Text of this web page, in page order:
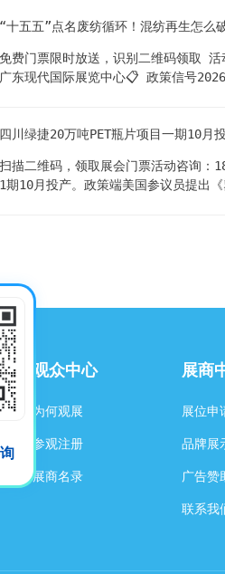
（如食品接触包装、化妆品包装等）
“十五五”点名废纺循环！混纺再生怎么
免费门票限时放送，识别二维码领取
广东现代国际展览中心📋 政策信号
家产业政策，T2T（纤维到纤维）循环
四川绿捷20万吨PET瓶片项目一期10月
扫描二维码，领取展会门票活动咨询：
1期10月投产。政策端美国参议员提出
线、5万吨再生PET颗粒、3万吨纺丝
观众中心
为何观展
参观注册
展商名录
展商
展位申
品牌展
广告赞
联系我